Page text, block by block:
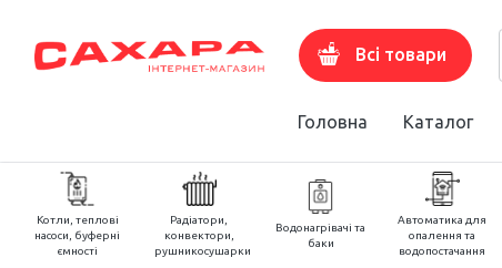
Всі товари
Головна Каталог
Котли, теплові
насоси, буферні
ємності
Радіатори,
конвектори,
рушникосушарки
Водонагрівачі та
баки
Автоматика для
опалення та
водопостачання